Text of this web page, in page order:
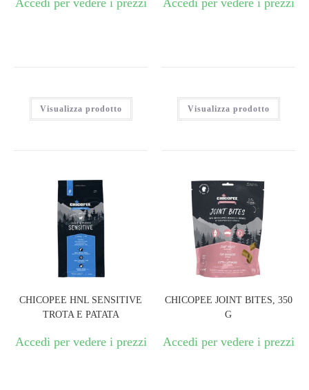
Accedi per vedere i prezzi
Visualizza prodotto
Accedi per vedere i prezzi
Visualizza prodotto
CHICOPEE HNL SENSITIVE
TROTA E PATATA
Accedi per vedere i prezzi
CHICOPEE JOINT BITES, 350
G
Accedi per vedere i prezzi